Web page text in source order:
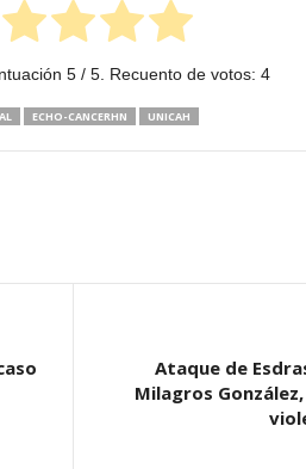
5/ 5. Recuento de votos: 4
ECHO-CANCERHN UNICAH
Ataque de
Milagros